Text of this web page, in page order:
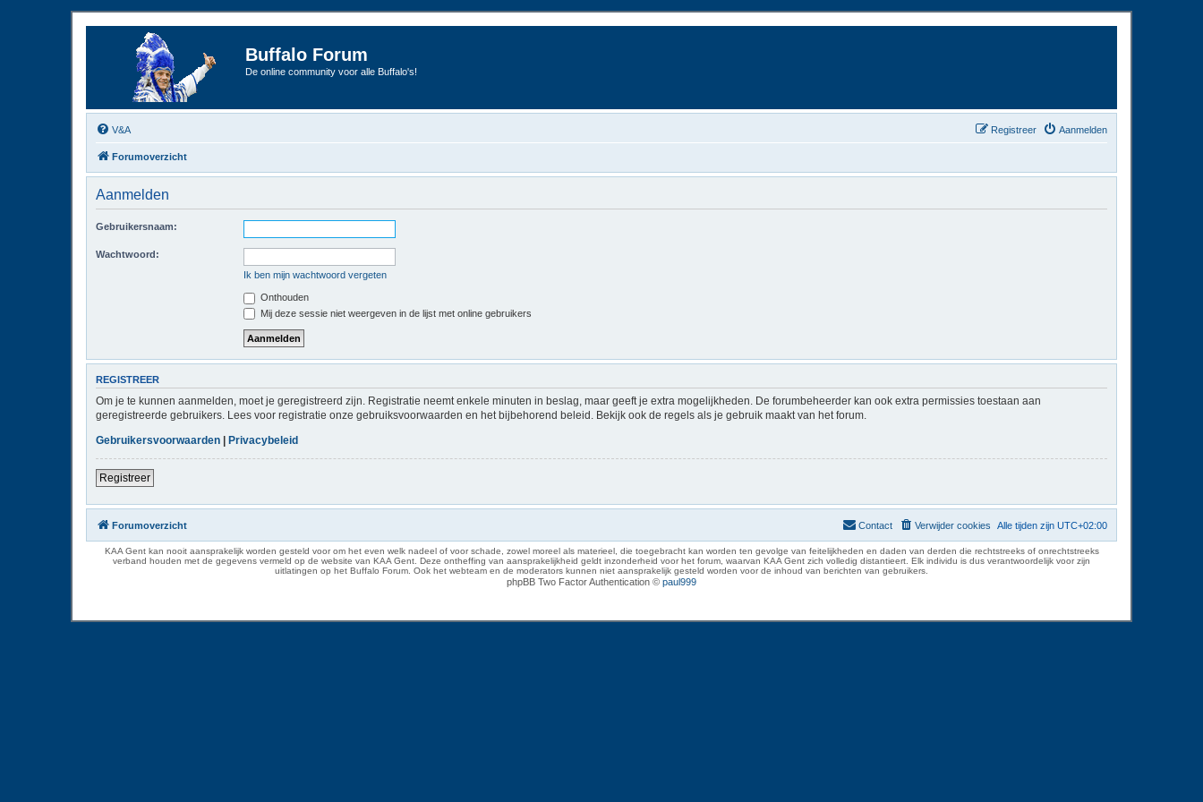
Buffalo Forum
De online community voor alle Buffalo's!
V&A Aanmelden
Registreer
Forumoverzicht
Aanmelden
Gebruikersnaam:
Wachtwoord:
Ik ben mijn wachtwoord vergeten
Onthouden
Mij deze sessie niet weergeven in de lijst met online gebruikers
REGISTREER
Om je te kunnen aanmelden, moet je geregistreerd zijn. Registratie neemt enkele minuten in beslag, maar geeft je extra mogelijkheden. De forumbeheerder kan ook extra permissies toestaan aan
geregistreerde gebruikers. Lees voor registratie onze gebruiksvoorwaarden en het bijbehorend beleid. Bekijk ook de regels als je gebruik maakt van het forum.
Gebruikersvoorwaarden | Privacybeleid
Registreer
Forumoverzicht Alle tijden zijn UTC+02:00
Verwijder cookies
Contact
KAA Gent kan nooit aansprakelijk worden gesteld voor om het even welk nadeel of voor schade, zowel moreel als materieel, die toegebracht kan worden ten gevolge van feitelijkheden en daden van derden die rechtstreeks of onrechtstreeks
verband houden met de gegevens vermeld op de website van KAA Gent. Deze ontheffing van aansprakelijkheid geldt inzonderheid voor het forum, waarvan KAA Gent zich volledig distantieert. Elk individu is dus verantwoordelijk voor zijn
uitlatingen op het Buffalo Forum. Ook het webteam en de moderators kunnen niet aansprakelijk gesteld worden voor de inhoud van berichten van gebruikers.
phpBB Two Factor Authentication © paul999